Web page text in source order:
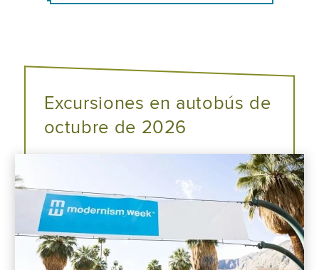
Excursiones en autobús de
octubre de 2026